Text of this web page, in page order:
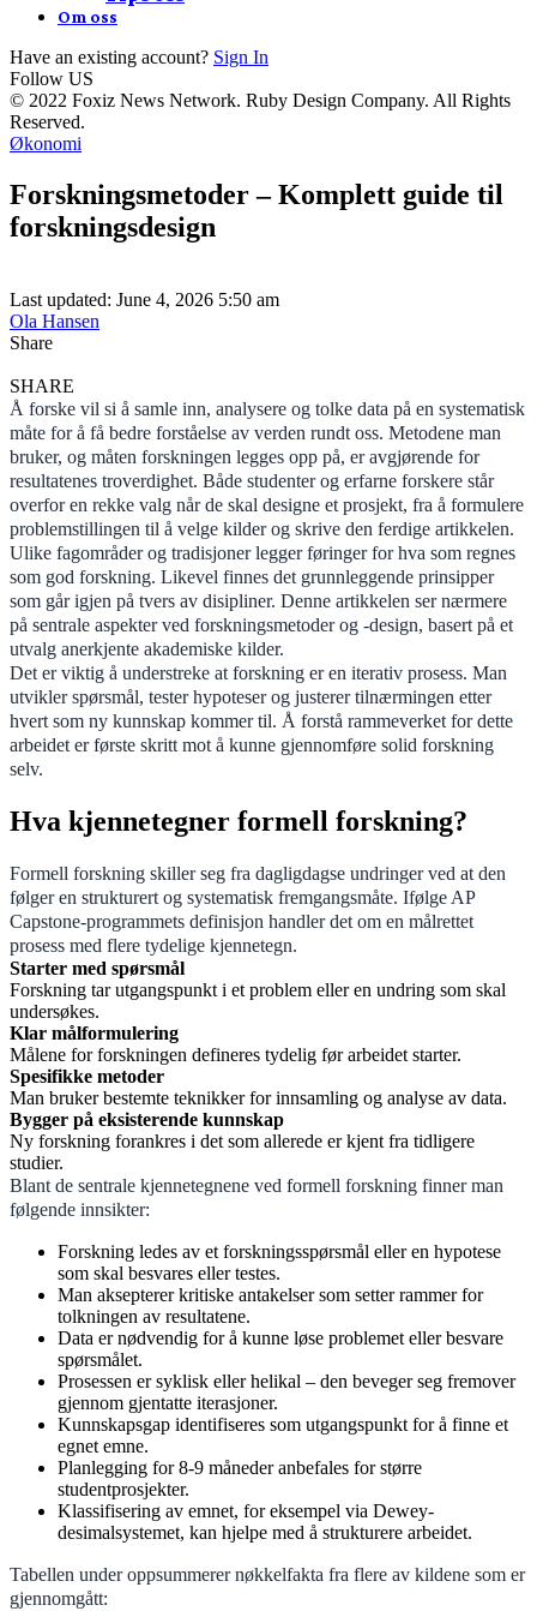
Om oss
Have an existing account? Sign In
Follow US
© 2022 Foxiz News Network. Ruby Design Company. All Rights
Reserved.
Økonomi
Forskningsmetoder – Komplett guide til
forskningsdesign
Last updated: June 4, 2026 5:50 am
Ola Hansen
Share
SHARE
Å forske vil si å samle inn, analysere og tolke data på en systematisk
måte for å få bedre forståelse av verden rundt oss. Metodene man
bruker, og måten forskningen legges opp på, er avgjørende for
resultatenes troverdighet. Både studenter og erfarne forskere står
overfor en rekke valg når de skal designe et prosjekt, fra å formulere
problemstillingen til å velge kilder og skrive den ferdige artikkelen.
Ulike fagområder og tradisjoner legger føringer for hva som regnes
som god forskning. Likevel finnes det grunnleggende prinsipper
som går igjen på tvers av disipliner. Denne artikkelen ser nærmere
på sentrale aspekter ved forskningsmetoder og -design, basert på et
utvalg anerkjente akademiske kilder.
Det er viktig å understreke at forskning er en iterativ prosess. Man
utvikler spørsmål, tester hypoteser og justerer tilnærmingen etter
hvert som ny kunnskap kommer til. Å forstå rammeverket for dette
arbeidet er første skritt mot å kunne gjennomføre solid forskning
selv.
Hva kjennetegner formell forskning?
Formell forskning skiller seg fra dagligdagse undringer ved at den
følger en strukturert og systematisk fremgangsmåte. Ifølge AP
Capstone-programmets definisjon handler det om en målrettet
prosess med flere tydelige kjennetegn.
Starter med spørsmål
Forskning tar utgangspunkt i et problem eller en undring som skal
undersøkes.
Klar målformulering
Målene for forskningen defineres tydelig før arbeidet starter.
Spesifikke metoder
Man bruker bestemte teknikker for innsamling og analyse av data.
Bygger på eksisterende kunnskap
Ny forskning forankres i det som allerede er kjent fra tidligere
studier.
Blant de sentrale kjennetegnene ved formell forskning finner man
følgende innsikter:
Forskning ledes av et forskningsspørsmål eller en hypotese
som skal besvares eller testes.
Man aksepterer kritiske antakelser som setter rammer for
tolkningen av resultatene.
Data er nødvendig for å kunne løse problemet eller besvare
spørsmålet.
Prosessen er syklisk eller helikal – den beveger seg fremover
gjennom gjentatte iterasjoner.
Kunnskapsgap identifiseres som utgangspunkt for å finne et
egnet emne.
Planlegging for 8-9 måneder anbefales for større
studentprosjekter.
Klassifisering av emnet, for eksempel via Dewey-
desimalsystemet, kan hjelpe med å strukturere arbeidet.
Tabellen under oppsummerer nøkkelfakta fra flere av kildene som er
gjennomgått: